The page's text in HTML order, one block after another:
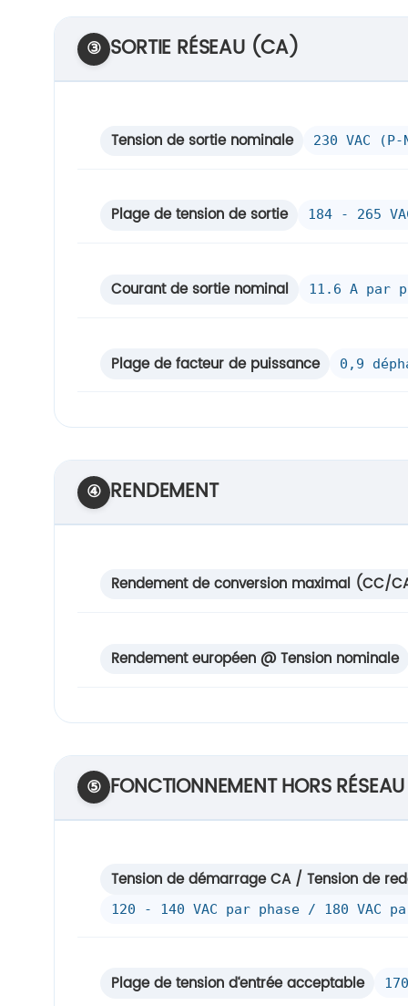
③ SORTIE RÉSEAU (CA)
Tension de sortie nominale 230 VAC
Plage de tension de sortie 184 - 265
Courant de sortie nominal 11.6 A par
Plage de facteur de puissance 0,9
④ RENDEMENT
Rendement de conversion maximal (CC/
Rendement européen @ Tension nominale
⑤ FONCTIONNEMENT HORS RÉSEAU
Tension de démarrage CA / Tension de
120 - 140 VAC par phase / 180 VAC
Plage de tension d‘entrée acceptable